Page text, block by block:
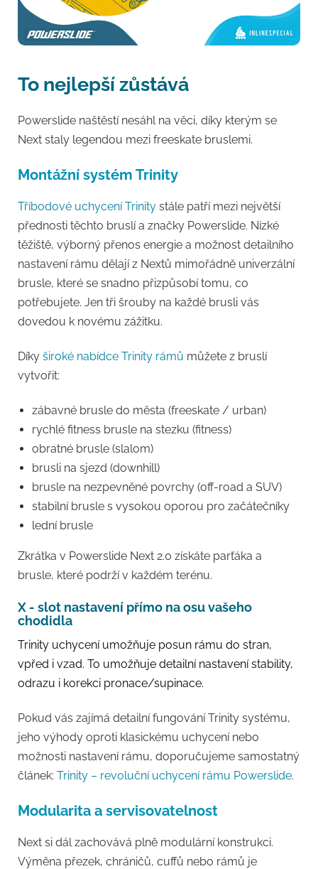
To nejlepší zůstává
Powerslide naštěstí nesáhl na věci, díky kterým se
Next staly legendou mezi freeskate bruslemi.
Montážní systém Trinity
Tříbodové uchycení Trinity stále patří mezi největší
přednosti těchto bruslí a značky Powerslide. Nízké
těžiště, výborný přenos energie a možnost detailního
nastavení rámu dělají z Nextů mimořádně univerzální
brusle, které se snadno přizpůsobí tomu, co
potřebujete. Jen tři šrouby na každé brusli vás
dovedou k novému zážitku.
Díky široké nabídce Trinity rámů můžete z bruslí
vytvořit:
zábavné brusle do města (freeskate / urban)
rychlé fitness brusle na stezku (fitness)
obratné brusle (slalom)
brusli na sjezd (downhill)
brusle na nezpevněné povrchy (off-road a SUV)
stabilní brusle s vysokou oporou pro začátečníky
lední brusle
Zkrátka v Powerslide Next 2.0 získáte parťáka a
brusle, které podrží v každém terénu.
X - slot nastavení přímo na osu vašeho
chodidla
Trinity uchycení umožňuje posun rámu do stran,
vpřed i vzad. To umožňuje detailní nastavení stability,
odrazu i korekci pronace/supinace.
Pokud vás zajímá detailní fungování Trinity systému,
jeho výhody oproti klasickému uchycení nebo
možnosti nastavení rámu, doporučujeme samostatný
článek: Trinity – revoluční uchycení rámu Powerslide.
Modularita a servisovatelnost
Next si dál zachovává plně modulární konstrukci.
Výměna přezek, chráničů, cuffů nebo rámů je